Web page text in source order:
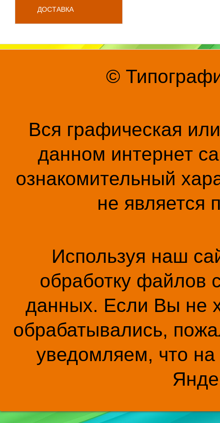
ДОСТАВКА
©
Вся графическая
данном интернет
ознакомительный
не является
Используя наш
обработку файлов
данных. Если Вы не
обрабатывались,
уведомляем, что на